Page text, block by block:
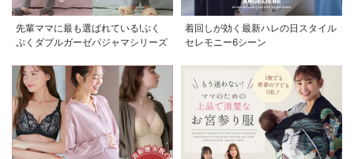
先輩ママに最も選ばれている!ぷく
ぷくダブルガーゼパジャマシリーズ
着回しが効く最新ハレの日スタイル
セレモニー6シーン